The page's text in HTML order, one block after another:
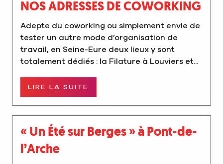
NOS ADRESSES DE COWORKING
Adepte du coworking ou simplement envie de
tester un autre mode d’organisation de
travail, en Seine-Eure deux lieux y sont
totalement dédiés : la Filature à Louviers et...
LIRE LA SUITE
« Un Été sur Berges » à Pont-de-
l’Arche